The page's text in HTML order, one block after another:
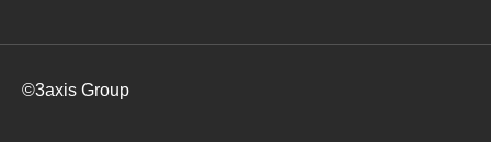
©3axis Group